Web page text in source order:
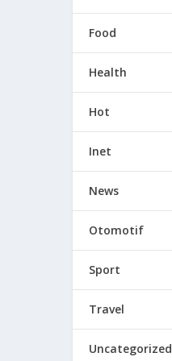
Food
Health
Hot
Inet
News
Otomotif
Sport
Travel
Uncategorized